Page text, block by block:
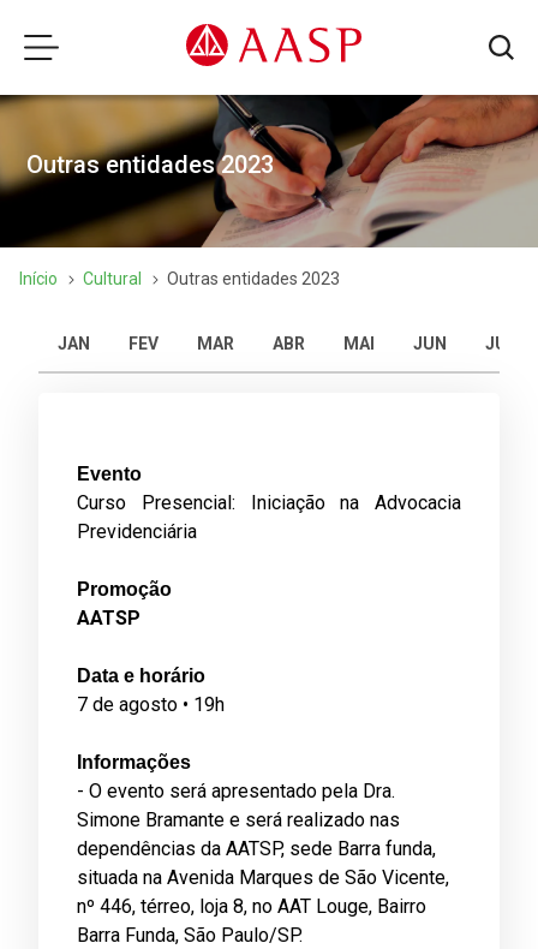
Outras entidades 2023
Início Cultural Outras entidades 2023
JAN FEV MAR ABR MAI JUN JUL
Evento
Curso Presencial: Iniciação na Advocacia
Previdenciária
Promoção
AATSP
Data e horário
7 de agosto • 19h
Informações
- O evento será apresentado pela Dra.
Simone Bramante e será realizado nas
dependências da AATSP, sede Barra funda,
situada na Avenida Marques de São Vicente,
nº 446, térreo, loja 8, no AAT Louge, Bairro
Barra Funda, São Paulo/SP.